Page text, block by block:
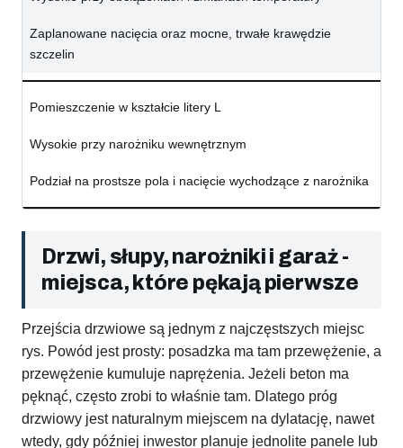
Zaplanowane nacięcia oraz mocne, trwałe krawędzie
szczelin
Pomieszczenie w kształcie litery L
Wysokie przy narożniku wewnętrznym
Podział na prostsze pola i nacięcie wychodzące z narożnika
Drzwi, słupy, narożniki i garaż -
miejsca, które pękają pierwsze
Przejścia drzwiowe są jednym z najczęstszych miejsc
rys. Powód jest prosty: posadzka ma tam przewężenie, a
przewężenie kumuluje naprężenia. Jeżeli beton ma
pęknąć, często zrobi to właśnie tam. Dlatego próg
drzwiowy jest naturalnym miejscem na dylatację, nawet
wtedy, gdy później inwestor planuje jednolite panele lub